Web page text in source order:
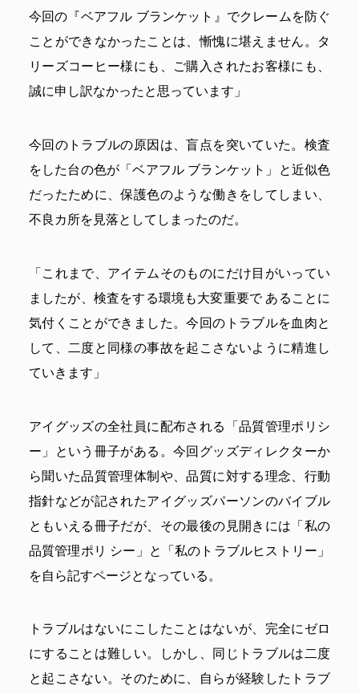
今回の『ベアフル ブランケット』でクレームを防ぐ
ことができなかったことは、慚愧に堪えません。タ
リーズコーヒー様にも、ご購入されたお客様にも、
誠に申し訳なかったと思っています」
今回のトラブルの原因は、盲点を突いていた。検査
をした台の色が「ベアフル ブランケット」と近似色
だったために、保護色のような働きをしてしまい、
不良カ所を見落としてしまったのだ。
「これまで、アイテムそのものにだけ目がいってい
ましたが、検査をする環境も大変重要で あることに
気付くことができました。今回のトラブルを血肉と
して、二度と同様の事故を起こさないように精進し
ていきます」
アイグッズの全社員に配布される「品質管理ポリシ
ー」という冊子がある。今回グッズディレクターか
ら聞いた品質管理体制や、品質に対する理念、行動
指針などが記されたアイグッズパーソンのバイブル
ともいえる冊子だが、その最後の見開きには「私の
品質管理ポリ シー」と「私のトラブルヒストリー」
を自ら記すページとなっている。
トラブルはないにこしたことはないが、完全にゼロ
にすることは難しい。しかし、同じトラブルは二度
と起こさない。そのために、自らが経験したトラブ